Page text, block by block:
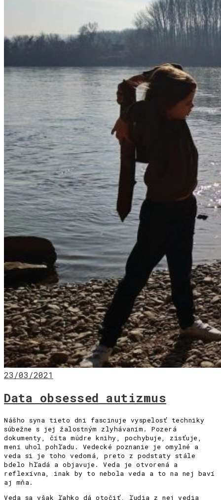
23/03/2021
Data obsessed autizmus
Nášho syna tieto dni fascinuje vyspelosť techniky
súbežne s jej žalostným zlyhávaním. Pozerá
dokumenty, číta múdre knihy, pochybuje, zisťuje,
mení uhol pohľadu. Vedecké poznanie je omylné a
veda si je toho vedomá, preto z podstaty stále
bdelo hľadá a objavuje. Veda je otvorená a
reflexívna, inak by to nebola veda a to na nej baví
aj mňa.
Veda sa však ľahko dá otočiť, ľudia z nej vedia